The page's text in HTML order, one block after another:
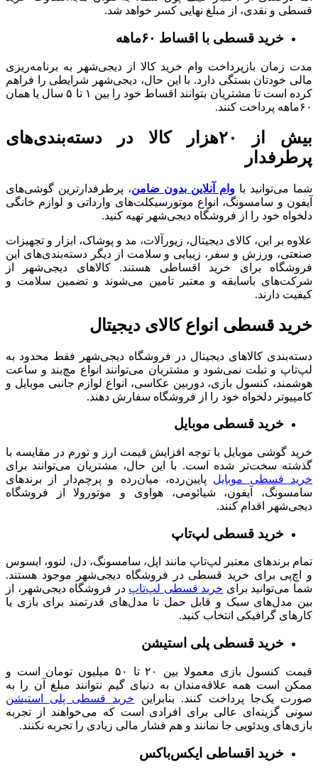
قسطی و نقدی، از مبلغ نهایی کسر خواهد شد.
خرید قسطی با اقساط ۶۰ماهه
مدت زمان بازپرداخت وام خرید کالا از دیجی‌شهر به برنامه‌ریزی
مالی خودتان بستگی دارد. با این حال، دیجی‌شهر شرایطی را فراهم
کرده است تا مشتریان بتوانند اقساط خود را بین ۱ تا ۵ سال یا همان
۶۰ماهه پرداخت کنند.
بیش از ۲۰هزار کالا در دسته‌بندی‌های
پرطرفدار
شما می‌توانید با وام آنلاین بدون ضامن، پرطرفدارترین گوشی‌های
آیفون و سامسونگ، انواع موتورسیکلت‌‌های وارداتی و لوازم خانگی
دلخواه خود را از فروشگاه دیجی‌شهر تهیه کنید.
علاوه بر این، کالای دیجیتال، زیورآلات، مد و پوشاک، ابزار و تجهیزات
صنعتی، ورزش و سفر، زیبایی و سلامت از دیگر دسته‌بندی‌های این
فروشگاه برای خرید اقساطی هستند. کالاهای دیجی‌شهر از
شرکت‌های باسابقه و معتبر تامین می‌شوند و تضمین‌ سلامت و
کیفیت دارند.
خرید قسطی انواع کالای دیجیتال
دسته‌بندی کالاهای دیجیتال در فروشگاه دیجی‌شهر فقط محدود به
لپ‌تاپ و تبلت‌ نمی‌شود و مشتریان می‌توانند انواع مچ‌بند و ساعت
هوشمند، کنسول بازی، دوربین عکاسی، انواع لوازم جانبی موبایل و
کامپیوتر دلخواه خود را از فروشگاه سفارش دهند.
خرید قسطی موبایل
خرید گوشی موبایل با توجه افزایش قیمت ارز و تورم در مقایسه با
گذشته سخت‌تر شده است. با این حال، مشتریان می‌توانند برای
خرید قسطی موبایل
پایین‌رده، میان‌رده و پرچم‌دار از برندهای
سامسونگ، آیفون، شیائومی، هواوی و موتورولا از فروشگاه
دیجی‌شهر اقدام کنند.
خرید قسطی لپ‌تاپ
تمام برندهای معتبر لپ‌تاپ مانند اپل، سامسونگ، دل، لنوو، ایسوس
و اچ‌پی برای خرید قسطی در فروشگاه دیجی‌شهر موجود هستند.
شما می‌توانید برای خرید قسطی لپ‌تاپ در فروشگاه دیجی‌شهر، از
بین مدل‌های سبک و قابل حمل تا مدل‌های قدرتمند برای بازی یا
کارهای گرافیکی انتخاب کنید.
خرید قسطی پلی استیشن
قیمت کنسول‌ بازی معمولا بین ۲۰ تا ۵۰ میلیون تومان است و
ممکن است همه علاقه‌مندان به دنیای گیم نتوانند مبلغ آن را به
صورت یک‌جا پرداخت کنند. بنابراین
خرید قسطی پلی‌ استیشن
سونی گزینه‌ای عالی برای افرادی است که می‌خواهند از تجربه
بازی‌های ویدئویی جا نمانند و هم فشار مالی زیادی را تجربه نکنند.
خرید اقساطی ایکس‌باکس